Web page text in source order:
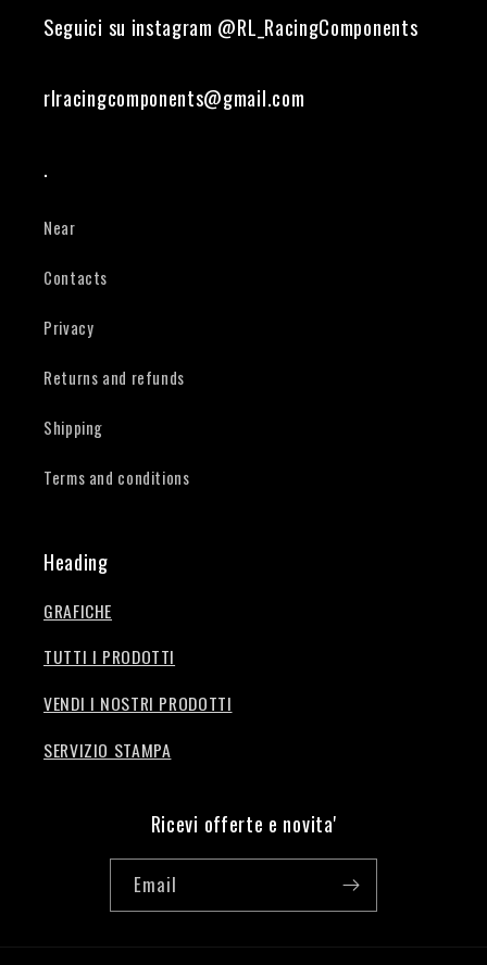
Seguici su instagram @RL_RacingComponents
rlracingcomponents@gmail.com
.
Near
Contacts
Privacy
Returns and refunds
Shipping
Terms and conditions
Heading
GRAFICHE
TUTTI I PRODOTTI
VENDI I NOSTRI PRODOTTI
SERVIZIO STAMPA
Ricevi offerte e novita'
Email